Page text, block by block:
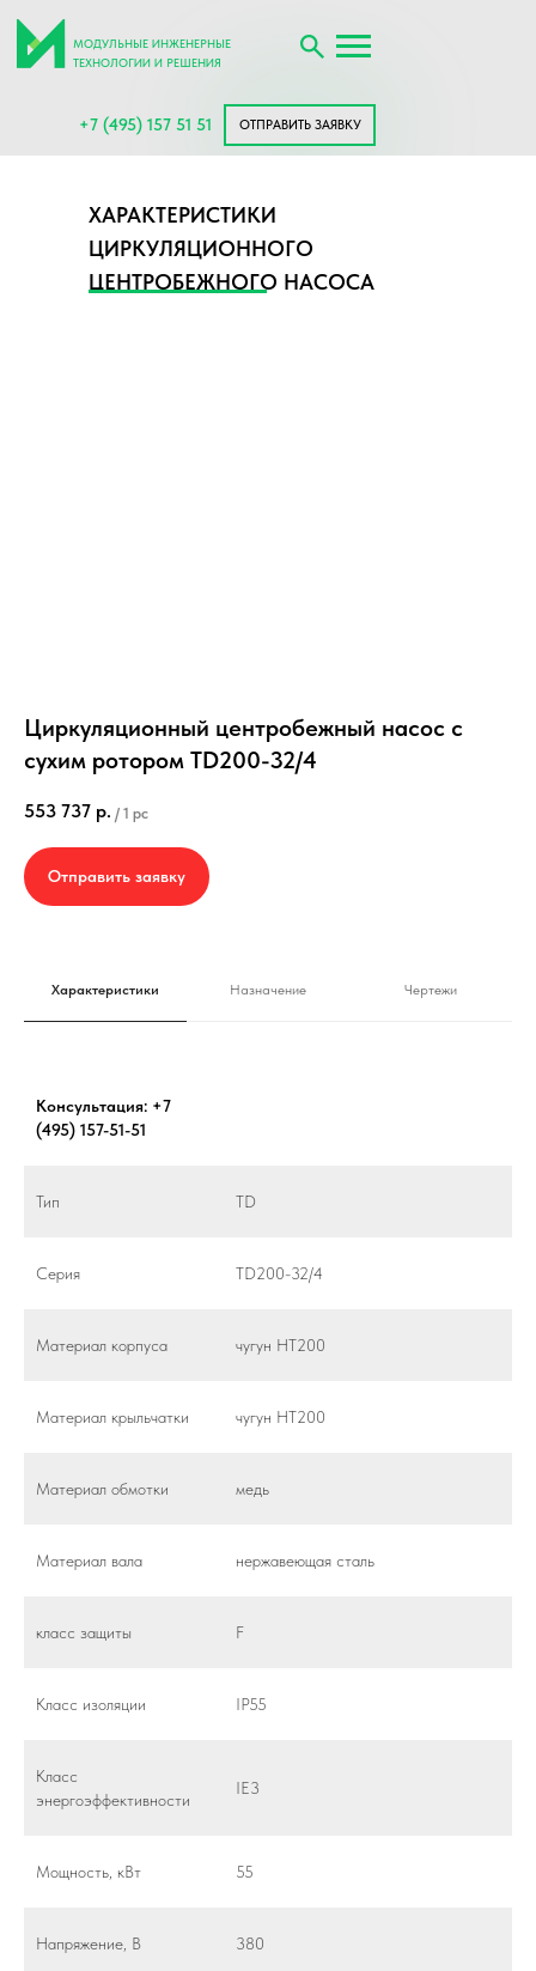
+7 (495) 157 51 51
МОДУЛЬНЫЕ ИНЖЕНЕРНЫЕ
ТЕХНОЛОГИИ И РЕШЕНИЯ
ОТПРАВИТЬ ЗАЯВКУ
ХАРАКТЕРИСТИКИ
ЦИРКУЛЯЦИОННОГО
ЦЕНТРОБЕЖНОГО НАСОСА
Циркуляционный центробежный насос с
сухим ротором TD200-32/4
553 737 р. / 1 pc
Отправить заявку
Характеристики Назначение Чертежи
Консультация: +7
(495) 157-51-51
Тип TD
Серия TD200-32/4
Материал корпуса чугун HT200
Материал крыльчатки чугун HT200
Материал обмотки медь
Материал вала нержавеющая сталь
класс защиты F
Класс изоляции IP55
Класс
энергоэффективности
IE3
Мощность, кВт 55
Напряжение, В 380